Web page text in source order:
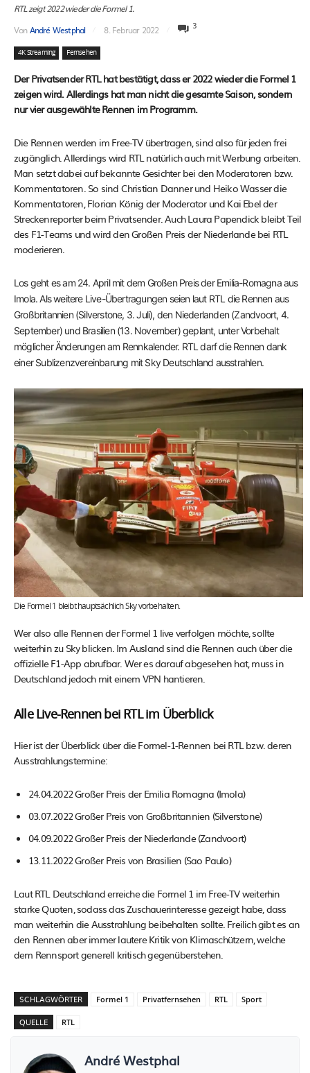
RTL zeigt 2022 wieder die Formel 1.
VonAndré Westphal 8. Februar 2022 3
4K Streaming Fernsehen
Der Privatsender RTL hat bestätigt, dass er 2022 wieder die Formel 1
zeigen wird. Allerdings hat man nicht die gesamte Saison, sondern
nur vier ausgewählte Rennen im Programm.
Die Rennen werden im Free-TV übertragen, sind also für jeden frei
zugänglich. Allerdings wird RTL natürlich auch mit Werbung arbeiten.
Man setzt dabei auf bekannte Gesichter bei den Moderatoren bzw.
Kommentatoren. So sind Christian Danner und Heiko Wasser die
Kommentatoren, Florian König der Moderator und Kai Ebel der
Streckenreporter beim Privatsender. Auch Laura Papendick bleibt Teil
des F1-Teams und wird den Großen Preis der Niederlande bei RTL
moderieren.
Los geht es am 24. April mit dem Großen Preis der Emilia-Romagna aus
Imola. Als weitere Live-Übertragungen seien laut RTL die Rennen aus
Großbritannien (Silverstone, 3. Juli), den Niederlanden (Zandvoort, 4.
September) und Brasilien (13. November) geplant, unter Vorbehalt
möglicher Änderungen am Rennkalender. RTL darf die Rennen dank
einer Sublizenzvereinbarung mit Sky Deutschland ausstrahlen.
Die Formel 1 bleibt hauptsächlich Sky vorbehalten.
Wer also alle Rennen der Formel 1 live verfolgen möchte, sollte
weiterhin zu Sky blicken. Im Ausland sind die Rennen auch über die
offizielle F1-App abrufbar. Wer es darauf abgesehen hat, muss in
Deutschland jedoch mit einem VPN hantieren.
Alle Live-Rennen bei RTL im Überblick
Hier ist der Überblick über die Formel-1-Rennen bei RTL bzw. deren
Ausstrahlungstermine:
24.04.2022 Großer Preis der Emilia Romagna (Imola)
03.07.2022 Großer Preis von Großbritannien (Silverstone)
04.09.2022 Großer Preis der Niederlande (Zandvoort)
13.11.2022 Großer Preis von Brasilien (Sao Paulo)
Laut RTL Deutschland erreiche die Formel 1 im Free-TV weiterhin
starke Quoten, sodass das Zuschauerinteresse gezeigt habe, dass
man weiterhin die Ausstrahlung beibehalten sollte. Freilich gibt es an
den Rennen aber immer lautere Kritik von Klimaschützern, welche
dem Rennsport generell kritisch gegenüberstehen.
SCHLAGWÖRTER Formel 1 Privatfernsehen RTL Sport
QUELLE RTL
André Westphal